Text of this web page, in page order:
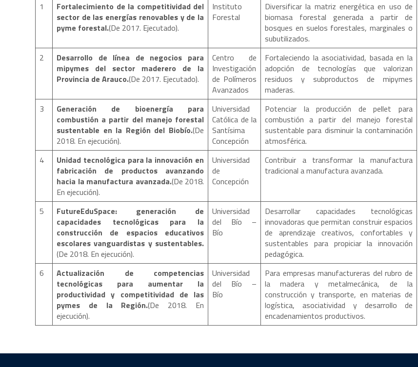
1
Fortalecimiento de la competitividad del
sector de las energías renovables y de la
pyme forestal.(De 2017. Ejecutado).
Instituto
Forestal
Diversificar la matriz energética en uso de
biomasa forestal generada a partir de
bosques en suelos forestales, marginales o
subutilizados.
2
Desarrollo de línea de negocios para
mipymes del sector maderero de la
Provincia de Arauco.(De 2017. Ejecutado).
Centro de
Investigación
de Polímeros
Avanzados
Fortaleciendo la asociatividad, basada en la
adopción de tecnologías que valorizan
residuos y subproductos de mipymes
maderas.
3
Generación de bioenergía para
combustión a partir del manejo forestal
sustentable en la Región del Biobío.(De
2018. En ejecución).
Universidad
Católica de la
Santísima
Concepción
Potenciar la producción de pellet para
combustión a partir del manejo forestal
sustentable para disminuir la contaminación
atmosférica.
4
Unidad tecnológica para la innovación en
fabricación de productos avanzando
hacia la manufactura avanzada.(De 2018.
En ejecución).
Universidad
de
Concepción
Contribuir a transformar la manufactura
tradicional a manufactura avanzada.
5
FutureEduSpace: generación de
capacidades tecnológicas para la
construcción de espacios educativos
escolares vanguardistas y sustentables.
(De 2018. En ejecución).
Universidad
del Bío –
Bío
Desarrollar capacidades tecnológicas
innovadoras que permitan construir espacios
de aprendizaje creativos, confortables y
sustentables para propiciar la innovación
pedagógica.
6
Actualización de competencias
tecnológicas para aumentar la
productividad y competitividad de las
pymes de la Región.(De 2018. En
ejecución).
Universidad
del Bío –
Bío
Para empresas manufactureras del rubro de
la madera y metalmecánica, de la
construcción y transporte, en materias de
logística, asociatividad y desarrollo de
encadenamientos productivos.